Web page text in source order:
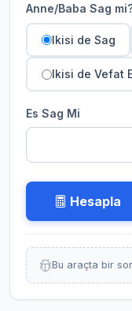
Anne/Baba Sag
Ikisi de Sag
Ikisi de Vefat
Es Sag Mi
Hesapla
Bu araçta bir